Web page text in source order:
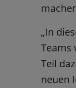
„In
Teams
Teil
neuen